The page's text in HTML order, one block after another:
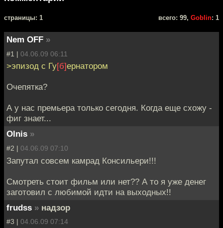
cтраницы: 1 всего: 99, Goblin: 1
Nem OFF »
#1 | 04.06.09 06:11
>эпизод с Гу[б]ернатором
Очепятка?
А у нас премьера только сегодня. Когда еще схожу -
фиг знает...
Olnis »
#2 | 04.06.09 07:10
Запутал совсем камрад Консильери!!!
Смотреть стоит фильм или нет?? А то я уже денег
заготовил с любимой идти на выходных!!
frudss » надзор
#3 | 04.06.09 07:14